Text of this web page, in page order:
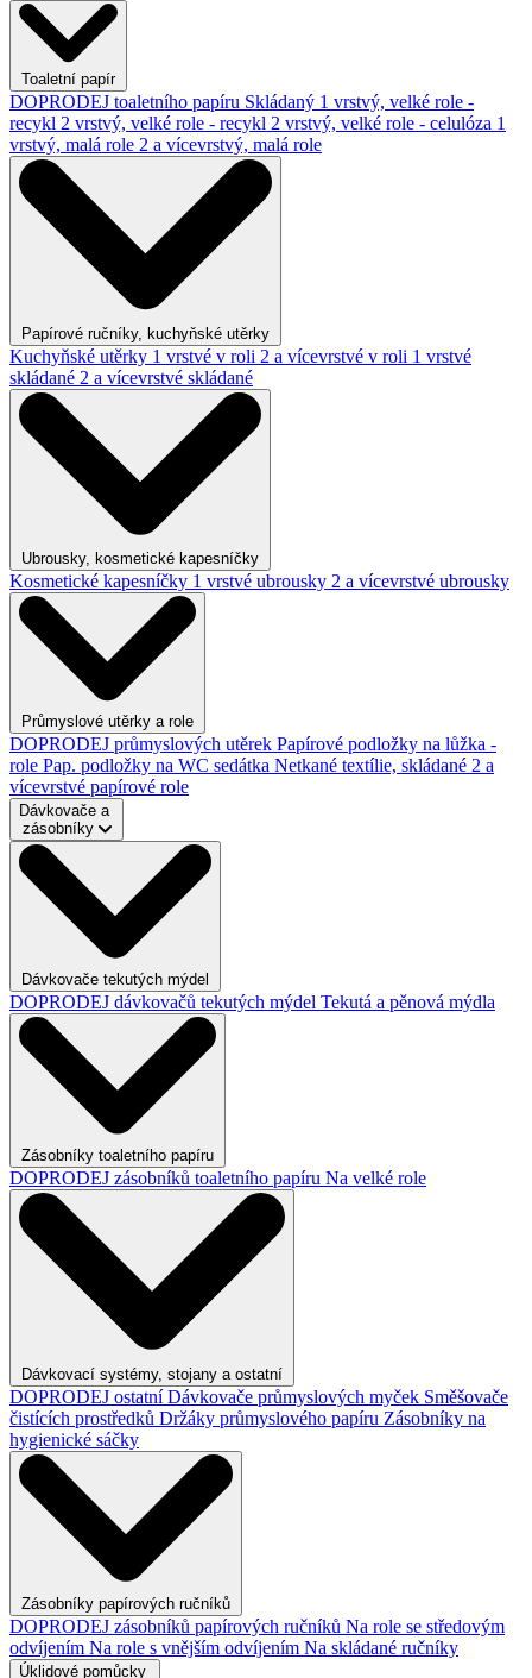
Toaletní papír
DOPRODEJ toaletního papíru Skládaný 1 vrstvý, velké role -
recykl 2 vrstvý, velké role - recykl 2 vrstvý, velké role - celulóza 1
vrstvý, malá role 2 a vícevrstvý, malá role
Papírové ručníky, kuchyňské utěrky
Kuchyňské utěrky 1 vrstvé v roli 2 a vícevrstvé v roli 1 vrstvé
skládané 2 a vícevrstvé skládané
Ubrousky, kosmetické kapesníčky
Kosmetické kapesníčky 1 vrstvé ubrousky 2 a vícevrstvé ubrousky
Průmyslové utěrky a role
DOPRODEJ průmyslových utěrek Papírové podložky na lůžka -
role Pap. podložky na WC sedátka Netkané textílie, skládané 2 a
vícevrstvé papírové role
Dávkovače a
zásobníky
Dávkovače tekutých mýdel
DOPRODEJ dávkovačů tekutých mýdel Tekutá a pěnová mýdla
Zásobníky toaletního papíru
DOPRODEJ zásobníků toaletního papíru Na velké role
Dávkovací systémy, stojany a ostatní
DOPRODEJ ostatníDávkovače průmyslových myček Směšovače
čistících prostředků Držáky průmyslového papíru Zásobníky na
hygienické sáčky
Zásobníky papírových ručníků
DOPRODEJ zásobníků papírových ručníků Na role se středovým
odvíjením Na role s vnějším odvíjením Na skládané ručníky
Úklidové pomůcky